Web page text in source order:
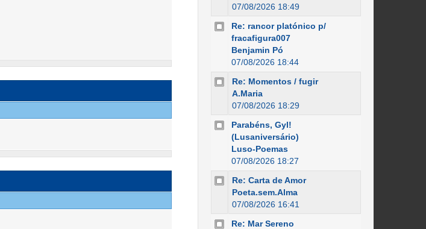
07/08/2026 18:49
Re: rancor platónico p/
fracafigura007
Benjamin Pó
07/08/2026 18:44
Re: Momentos / fugir
A.Maria
07/08/2026 18:29
Parabéns, Gyl!
(Lusaniversário)
Luso-Poemas
07/08/2026 18:27
Re: Carta de Amor
Poeta.sem.Alma
07/08/2026 16:41
Re: Mar Sereno